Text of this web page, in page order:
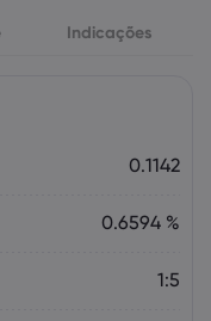
Indicações
0.1142
0.6594 %
1:5